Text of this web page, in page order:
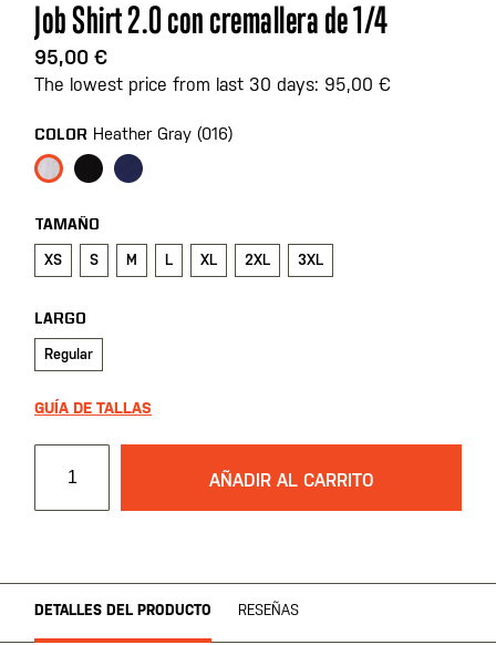
al
comienzo
de
galería
de
imágenes
Job Shirt 2.0 con cremallera de 1/4
95,00 €
The lowest price from last 30 days: 95,00 €
COLOR Heather Gray (016)
TAMAÑO
XS S M L XL 2XL 3XL
LARGO
Regular
GUÍA DE TALLAS
AÑADIR AL CARRITO
DETALLES DEL PRODUCTO RESEÑAS